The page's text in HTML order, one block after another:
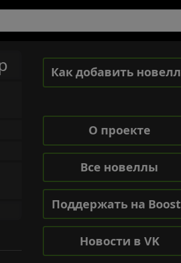
Как добавить
О проекте
Все новеллы
Поддержать на
Новости в VK